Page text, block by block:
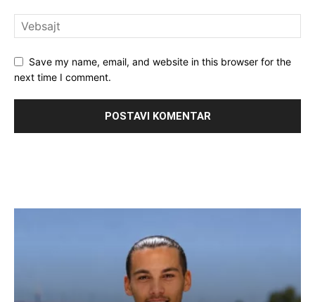
Save my name, email, and website in this browser for the
next time I comment.